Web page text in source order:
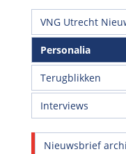
VNG Utrecht
Personalia
Terugblikken
Interviews
Nieuwsbrief